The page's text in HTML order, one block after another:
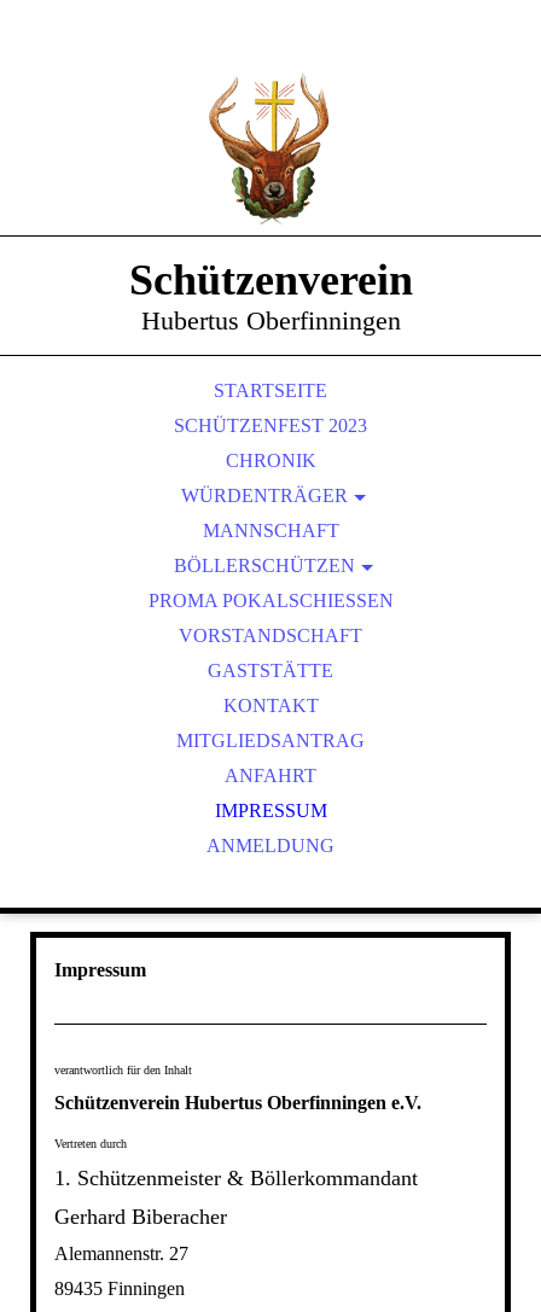
Schützenverein
Hubertus Oberfinningen
STARTSEITE
SCHÜTZENFEST 2023
CHRONIK
WÜRDENTRÄGER
SCHÜTZENKÖNIGE
VEREINSMEISTER
MANNSCHAFT
BÖLLERSCHÜTZEN
OKTOBERFEST & BÖLLERSCHIESSEN
BILDER HUBERTUSMESSE
VIDEO NEUJAHRSBÖLLERN
BILDER BÖLLER
PROMA POKALSCHIESSEN
VORSTANDSCHAFT
GASTSTÄTTE
KONTAKT
MITGLIEDSANTRAG
ANFAHRT
IMPRESSUM
ANMELDUNG
Impressum
verantwortlich für den Inhalt
Schützenverein Hubertus Oberfinningen e.V.
Vertreten durch
1. Schützenmeister & Böllerkommandant
Gerhard Biberacher
Alemannenstr. 27
89435 Finningen